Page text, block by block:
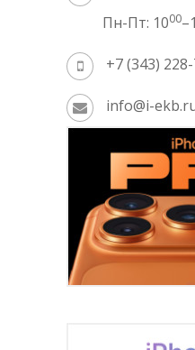
Пн-Пт: 1000
+7 (343)
info@i-